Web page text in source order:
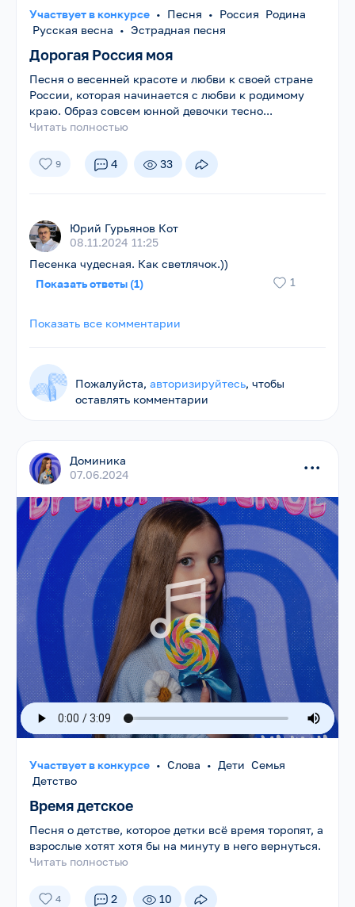
Участвует в конкурсе • Песня • Россия Родина
Русская весна • Эстрадная песня
Дорогая Россия моя
Песня о весенней красоте и любви к своей стране
России, которая начинается с любви к родимому
краю. Образ совсем юнной девочки тесно...
Читать полностью
9 4 33
Юрий Гурьянов Кот
08.11.2024 11:25
Песенка чудесная. Как светлячок.))
Показать ответы (1)
1
Показать все комментарии
Пожалуйста,авторизируйтесь, чтобы
оставлять комментарии
Доминика
07.06.2024
...
Участвует в конкурсе • Слова • Дети Семья
Детство
Время детское
Песня о детстве, которое детки всë время торопят, а
взрослые хотят хотя бы на минуту в него вернуться.
Читать полностью
4 2 10